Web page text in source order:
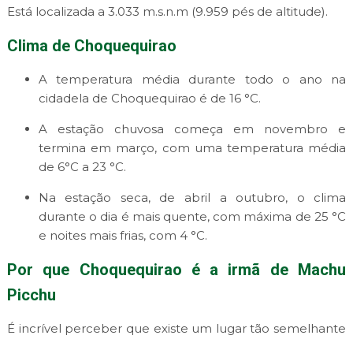
Está localizada a 3.033 m.s.n.m (9.959 pés de altitude).
Clima de Choquequirao
A temperatura média durante todo o ano na
cidadela de Choquequirao é de 16 °C.
A estação chuvosa começa em novembro e
termina em março, com uma temperatura média
de 6°C a 23 °C.
Na estação seca, de abril a outubro, o clima
durante o dia é mais quente, com máxima de 25 °C
e noites mais frias, com 4 °C.
Por que Choquequirao é a irmã de Machu
Picchu
É incrível perceber que existe um lugar tão semelhante